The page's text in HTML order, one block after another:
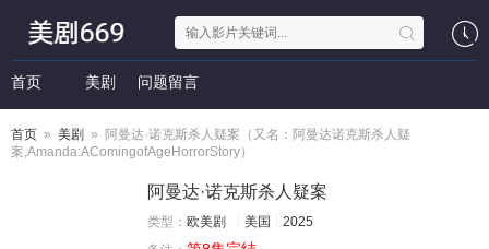
首页 美剧 问题留言
首页 » 美剧 » 阿曼达·诺克斯杀人疑案（又名：阿曼达诺克斯杀人疑
案,Amanda:AComingofAgeHorrorStory‎）
阿曼达·诺克斯杀人疑案
类型： 欧美剧 美国
2025